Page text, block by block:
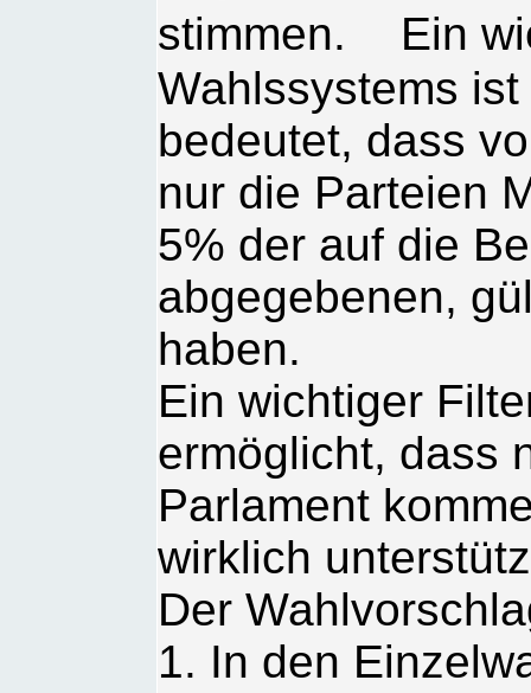
stimmen. Ein
Wahlssystems
bedeutet, dass
nur die Parteien
5% der auf die
abgegebenen,
haben.
Ein wichtiger
ermöglicht, dass
Parlament
wirklich
Der
1. In den